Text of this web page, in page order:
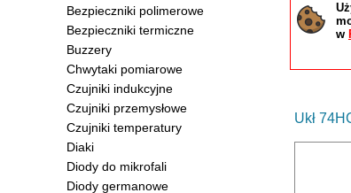
Bezpieczniki polimerowe
Bezpieczniki termiczne
Buzzery
Chwytaki pomiarowe
Czujniki indukcyjne
Czujniki przemysłowe
Czujniki temperatury
Diaki
Diody do mikrofali
Diody germanowe
w
Ukł